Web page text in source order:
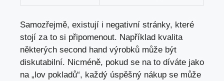
Samozřejmě, ⁢existují ⁣i negativní stránky, které
stojí za to si⁢ připomenout.⁢ Například kvalita
‌některých second hand výrobků může být
diskutabilní. Nicméně, pokud se na to díváte jako
⁤na „lov ⁣pokladů“, ‍každý úspěšný nákup se‌ může